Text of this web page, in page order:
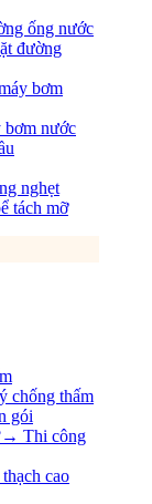
ống nước
đường
bơm
bơm nước
nghẹt
tách mỡ
chống thấm
gói
→ Thi công
cao